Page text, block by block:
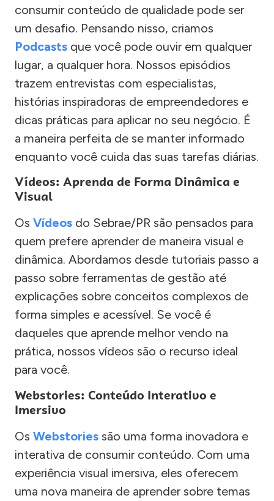
consumir conteúdo de qualidade pode ser
um desafio. Pensando nisso, criamos
Podcasts que você pode ouvir em qualquer
lugar, a qualquer hora. Nossos episódios
trazem entrevistas com especialistas,
histórias inspiradoras de empreendedores e
dicas práticas para aplicar no seu negócio. É
a maneira perfeita de se manter informado
enquanto você cuida das suas tarefas diárias.
Vídeos: Aprenda de Forma Dinâmica e
Visual
Os Vídeos do Sebrae/PR são pensados para
quem prefere aprender de maneira visual e
dinâmica. Abordamos desde tutoriais passo a
passo sobre ferramentas de gestão até
explicações sobre conceitos complexos de
forma simples e acessível. Se você é
daqueles que aprende melhor vendo na
prática, nossos vídeos são o recurso ideal
para você.
Webstories: Conteúdo Interativo e
Imersivo
Os Webstories são uma forma inovadora e
interativa de consumir conteúdo. Com uma
experiência visual imersiva, eles oferecem
uma nova maneira de aprender sobre temas